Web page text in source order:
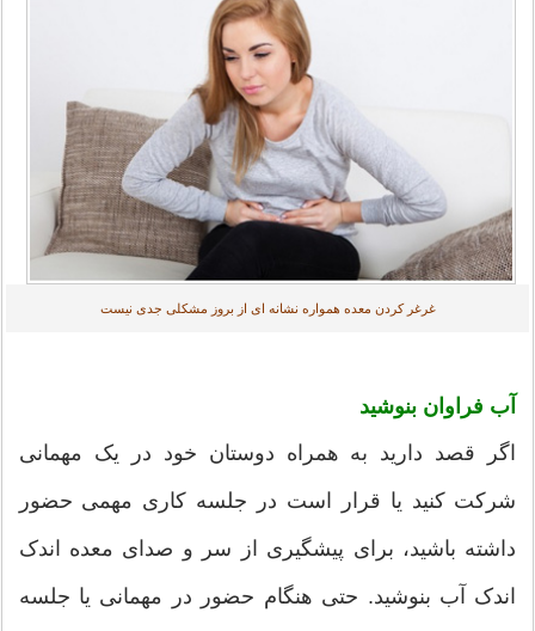
غرغر کردن معده همواره نشانه ای از بروز مشکلی جدی نیست
آب فراوان بنوشید
اگر قصد دارید به همراه دوستان خود در یک مهمانی
شرکت کنید یا قرار است در جلسه کاری مهمی حضور
داشته باشید، برای پیشگیری از سر و صدای معده اندک
اندک آب بنوشید. حتی هنگام حضور در مهمانی یا جلسه